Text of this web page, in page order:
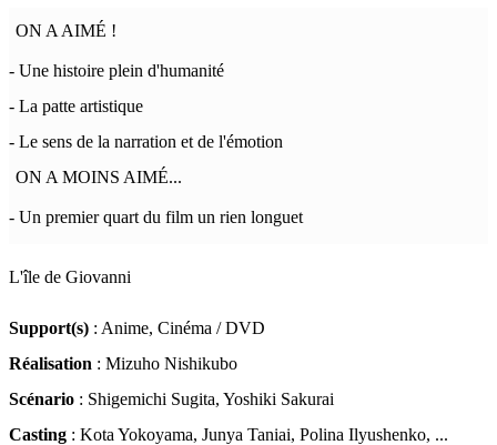
ON A AIMÉ !
- Une histoire plein d'humanité
- La patte artistique
- Le sens de la narration et de l'émotion
ON A MOINS AIMÉ...
- Un premier quart du film un rien longuet
L'île de Giovanni
Support(s) : Anime, Cinéma / DVD
Réalisation : Mizuho Nishikubo
Scénario : Shigemichi Sugita, Yoshiki Sakurai
Casting : Kota Yokoyama, Junya Taniai, Polina Ilyushenko, ...